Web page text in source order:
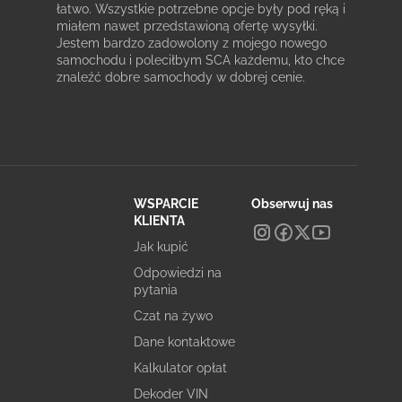
łatwo. Wszystkie potrzebne opcje były pod ręką i
miałem nawet przedstawioną ofertę wysyłki.
Jestem bardzo zadowolony z mojego nowego
samochodu i poleciłbym SCA każdemu, kto chce
znaleźć dobre samochody w dobrej cenie.
WSPARCIE
KLIENTA
Jak kupić
Odpowiedzi na
pytania
Czat na żywo
Dane kontaktowe
Kalkulator opłat
Dekoder VIN
Obserwuj nas